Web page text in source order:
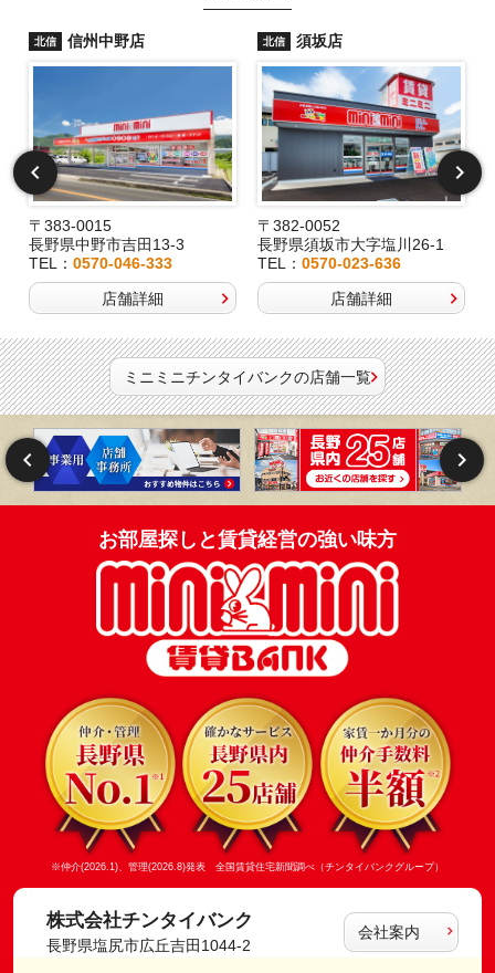
北信 信州中野店
〒383-0015
長野県中野市吉田13-3
TEL： 0570-046-333
店舗詳細
北信 須坂店
〒382-0052
長野県須坂市大字塩川26-1
TEL：0570-023-636
店舗詳細
ミニミニチンタイバンクの店舗一覧
お部屋探しと賃貸経営の強い味方
※仲介(2026.1)、管理(2026.8)発表 全国賃貸住宅新聞調べ（チンタイバンクグループ）
株式会社チンタイバンク
長野県塩尻市広丘吉田1044-2
会社案内